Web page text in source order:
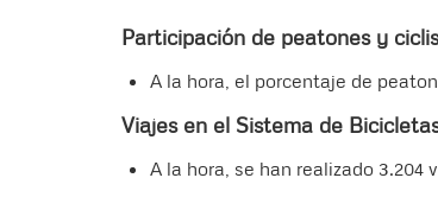
Participación de peatones y
A la hora, el porcentaje de
Viajes en el Sistema de
A la hora, se han realizado 3.204